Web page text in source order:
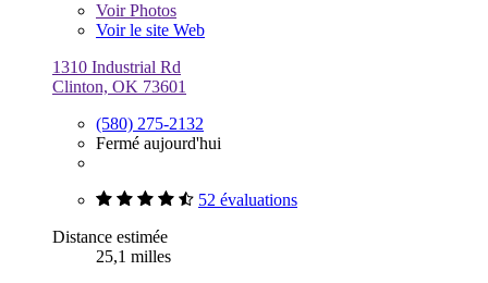
VoirPhotos
Voir le site Web
1310 Industrial Rd
Clinton, OK 73601
(580) 275-2132
Fermé aujourd'hui
52 évaluations
Distance estimée
25,1 milles